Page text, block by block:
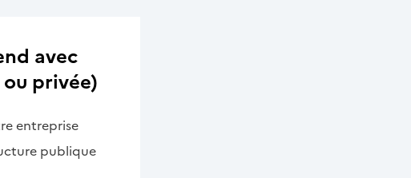
avec
privée)
entreprise
publique